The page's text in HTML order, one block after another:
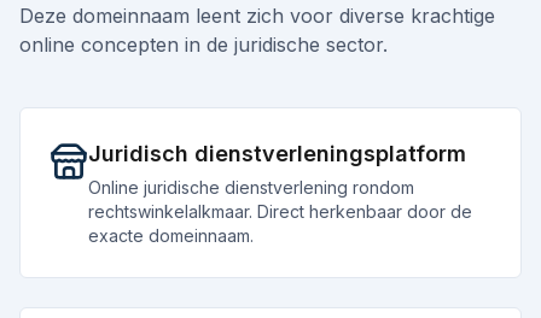
Deze domeinnaam leent zich voor diverse krachtige
online concepten in de juridische sector.
Juridisch dienstverleningsplatform
Online juridische dienstverlening rondom
rechtswinkelalkmaar. Direct herkenbaar door de
exacte domeinnaam.